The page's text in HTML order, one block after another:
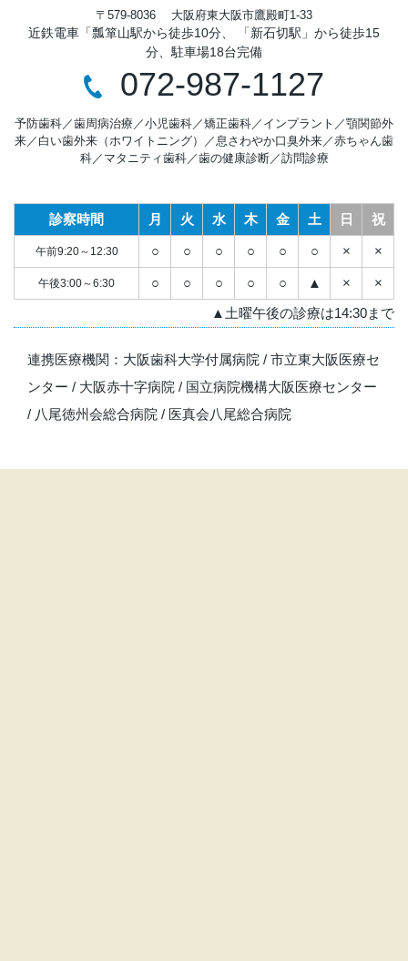
〒579-8036 大阪府東大阪市鷹殿町1-33
近鉄電車「瓢箪山駅から徒歩10分、 「新石切駅」から徒歩15
分、駐車場18台完備
072-987-1127
予防歯科 ／歯周病治療 ／小児歯科 ／矯正歯科 ／ インプラント ／顎関節外
来 ／ 白い歯外来（ホワイトニング） ／ 息さわやか口臭外来 ／赤ちゃん歯
科／ マタニティ歯科／歯の健康診断／訪問診療
診察時間 月 火 水 木 金 土 日 祝
午前9:20～12:30 ○ ○ ○ ○ ○ ○ × ×
午後3:00～6:30 ○ ○ ○ ○ ○ ▲ ×
×
▲土曜午後の診療は14:30まで
連携医療機関： 大阪歯科大学付属病院 / 市立東大阪医療セ
ンター / 大阪赤十字病院 / 国立病院機構大阪医療センター
/ 八尾徳州会総合病院 / 医真会八尾総合病院